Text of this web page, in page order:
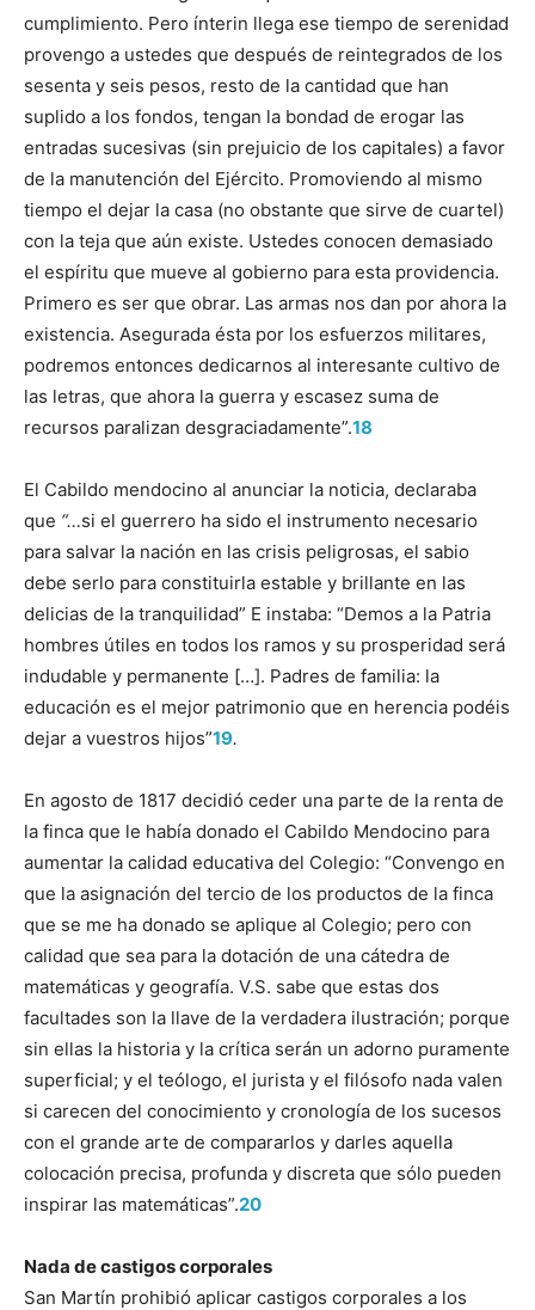
cumplimiento. Pero ínterin llega ese tiempo de serenidad
provengo a ustedes que después de reintegrados de los
sesenta y seis pesos, resto de la cantidad que han
suplido a los fondos, tengan la bondad de erogar las
entradas sucesivas (sin prejuicio de los capitales) a favor
de la manutención del Ejército. Promoviendo al mismo
tiempo el dejar la casa (no obstante que sirve de cuartel)
con la teja que aún existe. Ustedes conocen demasiado
el espíritu que mueve al gobierno para esta providencia.
Primero es ser que obrar. Las armas nos dan por ahora la
existencia. Asegurada ésta por los esfuerzos militares,
podremos entonces dedicarnos al interesante cultivo de
las letras, que ahora la guerra y escasez suma de
recursos paralizan desgraciadamente”.18
El Cabildo mendocino al anunciar la noticia, declaraba
que “…si el guerrero ha sido el instrumento necesario
para salvar la nación en las crisis peligrosas, el sabio
debe serlo para constituirla estable y brillante en las
delicias de la tranquilidad” E instaba: “Demos a la Patria
hombres útiles en todos los ramos y su prosperidad será
indudable y permanente […]. Padres de familia: la
educación es el mejor patrimonio que en herencia podéis
dejar a vuestros hijos”19.
En agosto de 1817 decidió ceder una parte de la renta de
la finca que le había donado el Cabildo Mendocino para
aumentar la calidad educativa del Colegio: “Convengo en
que la asignación del tercio de los productos de la finca
que se me ha donado se aplique al Colegio; pero con
calidad que sea para la dotación de una cátedra de
matemáticas y geografía. V.S. sabe que estas dos
facultades son la llave de la verdadera ilustración; porque
sin ellas la historia y la crítica serán un adorno puramente
superficial; y el teólogo, el jurista y el filósofo nada valen
si carecen del conocimiento y cronología de los sucesos
con el grande arte de compararlos y darles aquella
colocación precisa, profunda y discreta que sólo pueden
inspirar las matemáticas”.20
Nada de castigos corporales
San Martín prohibió aplicar castigos corporales a los